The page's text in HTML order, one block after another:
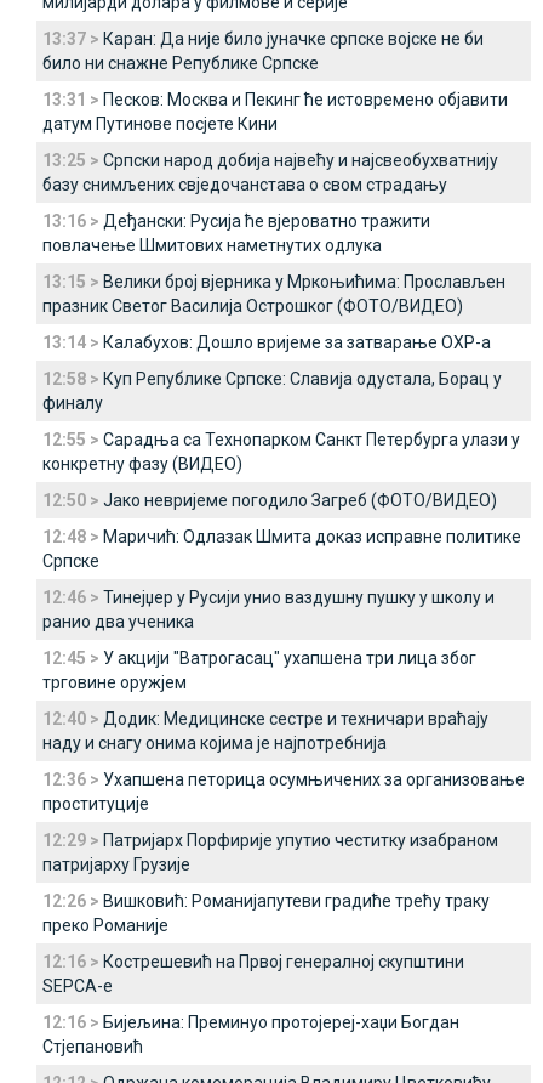
13:37 > Каран: Да није било јуначке српске војске не би
било ни снажне Републике Српске
13:31 > Песков: Москва и Пекинг ће истовремено објавити
датум Путинове посјете Кини
13:25 > Српски народ добија највећу и најсвеобухватнију
базу снимљених свједочанстава о свом страдању
13:16 > Деђански: Русија ће вјероватно тражити
повлачење Шмитових наметнутих одлука
13:15 > Велики број вјерника у Мркоњићима: Прослављен
празник Светог Василија Острошког (ФОТО/ВИДЕО)
13:14 > Калабухов: Дошло вријеме за затварање ОХР-а
12:58 > Куп Републике Српске: Славија одустала, Борац у
финалу
12:55 > Сарадња са Технопарком Санкт Петербурга улази у
конкретну фазу (ВИДЕО)
12:50 > Јако невријеме погодило Загреб (ФОТО/ВИДЕО)
12:48 > Маричић: Одлазак Шмита доказ исправне политике
Српске
12:46 > Тинејџер у Русији унио ваздушну пушку у школу и
ранио два ученика
12:45 > У акцији "Ватрогасац" ухапшена три лица због
трговине оружјем
12:40 > Додик: Медицинске сестре и техничари враћају
наду и снагу онима којима је најпотребнија
12:36 > Ухапшена петорица осумњичених за организовање
проституције
12:29 > Патријарх Порфирије упутио честитку изабраном
патријарху Грузије
12:26 > Вишковић: Романијапутеви градиће трећу траку
преко Романије
12:16 > Кострешевић на Првој генералној скупштини
SEPCA-e
12:16 > Бијељина: Преминуо протојереј-хаџи Богдан
Стјепановић